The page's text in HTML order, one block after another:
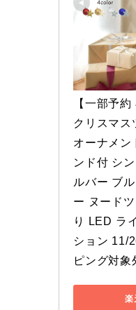
【一部予
クリスマ
オーナメン
ンド付 シ
ルバー ブ
ー ヌード
り LED ラ
ション 11/
ピング対象
楽